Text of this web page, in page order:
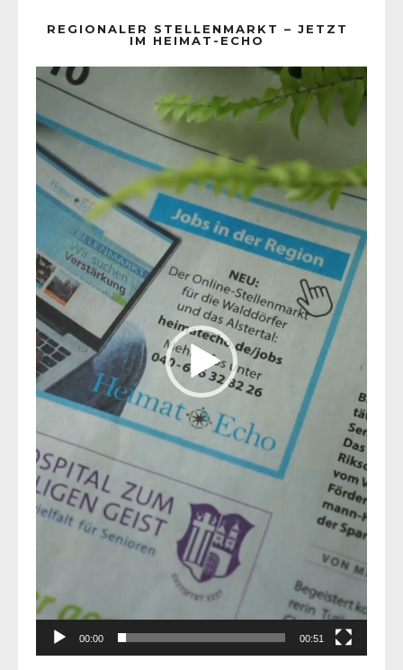
REGIONALER STELLENMARKT – JETZT
IM HEIMAT-ECHO
Player
00:00 00:51